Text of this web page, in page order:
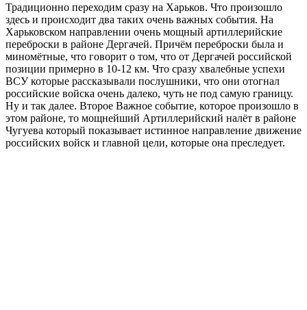
Традиционно переходим сразу на Харьков. Что произошло
здесь и происходит два таких очень важных события. На
Харьковском направлении очень мощный артиллерийские
переброски в районе Дергачей. Причём переброски была и
миномётные, что говорит о том, что от Дергачей российской
позиции примерно в 10-12 км. Что сразу хвалебные успехи
ВСУ которые рассказывали послушники, что они отогнал
российские войска очень далеко, чуть не под самую границу.
Ну и так далее. Второе Важное событие, которое произошло в
этом районе, то мощнейший Артиллерийский налёт в районе
Чугуева который показывает истинное направление движение
российских войск и главной цели, которые она преследует.